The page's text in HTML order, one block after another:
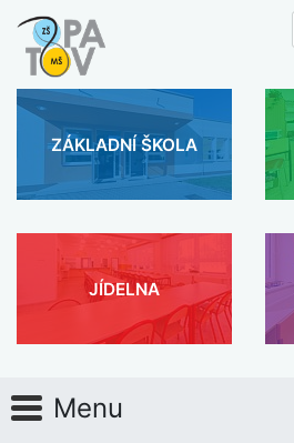
ZÁKLADNÍ ŠKOLA
JÍDELNA
Menu